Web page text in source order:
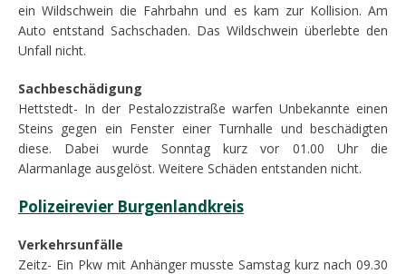
ein Wildschwein die Fahrbahn und es kam zur Kollision. Am
Auto entstand Sachschaden. Das Wildschwein überlebte den
Unfall nicht.
Sachbeschädigung
Hettstedt- In der Pestalozzistraße warfen Unbekannte einen
Steins gegen ein Fenster einer Turnhalle und beschädigten
diese. Dabei wurde Sonntag kurz vor 01.00 Uhr die
Alarmanlage ausgelöst. Weitere Schäden entstanden nicht.
Polizeirevier Burgenlandkreis
Verkehrsunfälle
Zeitz- Ein Pkw mit Anhänger musste Samstag kurz nach 09.30